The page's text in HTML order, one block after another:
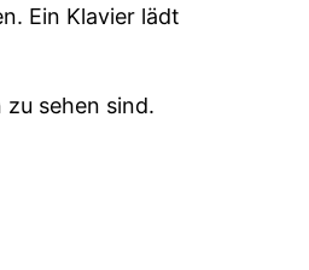
Ein Klavier lädt